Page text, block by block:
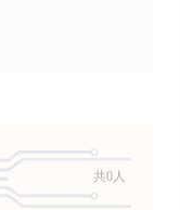
共0人